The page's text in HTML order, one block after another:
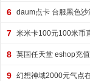
6 daum点卡 台服黑色
7 米米卡100元100米币
8 英国任天堂 eshop充
9 幻想神域2000元气点